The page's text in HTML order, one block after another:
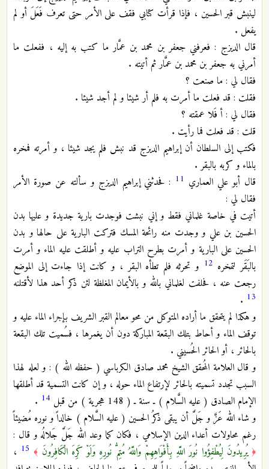
لينبش قبر الحسين ، فإذا قرأت كتابي فقف على الأمر حتى تعرف فَعَلَ أو لم
يفعل .
قال الديزج : فعرفني جعفر بن محمد بن عمَّار ما كتب به إليه ، ففعلت ما
أمرني به جعفر بن محمد بن عمَّار ثم أتيته .
فقال لي : ما صنعت ؟
فقلت : قد فعلت ما أمرت به فلم أر شيئا و لم أجد شيئا .
فقال لي : أ فَلا عمقته ؟
قلت : قد فعلت فما رأيت .
فكتب إلى السلطان أن إبراهيم الديزج قد نبش فلم يجد شيئا ، و أمرته فمخره
بالماء و كربه بالبقر .
قال أبو علي العماري 11 : فحدثني إبراهيم الديزج و سألته عن صورة الأمر
فقال لي :
أتيت في خاصة غلماني فقط و إني نبشت فوجدت بارية جديدة و عليها بدن
الحسين بن علي و وجدت منه رائحة المسك فتركت البارية على حالها و بدن
الحسين على البارية و أمرت بطرح التراب عليه و أطلقت عليه الماء و أمرت
بالبَقَر لتمخره 12 و تحرثه فلم تطأه البقر ، و كانت إذا جاءت إلى الموضع
رجعت عنه ، فحلفت لغلماني بالله و بالأيمان المغلظة لئن ذكر أحد هذا لأقتلنه
13
.
و هكذا لم يتحقق ما أراده المتوكل من محو معالم القبر الشريف بإجراء الماء عليه و
توقف الماء و أحاط بتلك البقعة المباركة دون أن يغمرها ، فسُميت تلك البقعة
بالحائر ، أو الحائر الحُسيني .
و قال العلامة المُحقق الشيخ محمد صادق الكرباسي ( حفظه الله ) : و لعله لهذا
السبب تجدد تسميته بالحائر لإرتفاع الماء حوله ، و إن كانت التسمية قد أطلقها
الإمام الصادق ( عليه السَّلام ) ـ سنة ـ ( 148 هجرية ) من قبل
14
.
و شاء الله عَزَّ و جَلَّ أن يبقى ذكرُ الحسين ( عليه السَّلام ) خالداً و نوره مُضيئاً
رغم محاولات أعداء الدين الإسلامي ، فكان كما وعد الله جَلَّ جَلالُه و قال :
﴿ يُرِيدُونَ لِيُطْفِؤُوا نُورَ اللَّهِ بِأَفْوَاهِهِمْ وَاللَّهُ مُتِمُّ نُورِهِ وَلَوْ كَرِهَ الْكَافِرُونَ ﴾ 15 ،